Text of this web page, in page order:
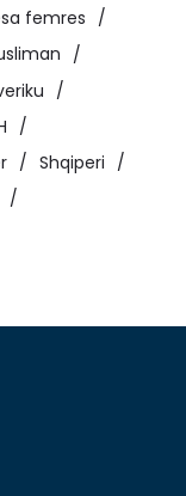
femres
Shqiperi